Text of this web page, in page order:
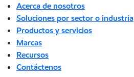
Acerca de nosotros
Soluciones por sector o industria
Productos y servicios
Marcas
Recursos
Contáctenos